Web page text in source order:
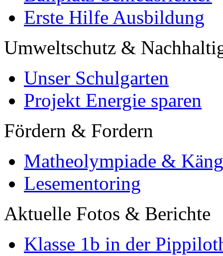
Erste Hilfe Ausbildung
Umweltschutz &
Unser Schulgarten
Projekt Energie sparen
Fördern & Fordern
Matheolympiade &
Lesementoring
Aktuelle Fotos & Berichte
Klasse 1b in der